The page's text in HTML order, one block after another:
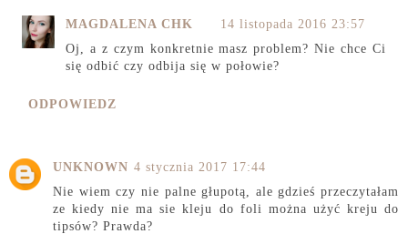
MAGDALENA CHK
14 listopada 2016 23:57
Oj, a z czym konkretnie masz problem? Nie chce Ci
się odbić czy odbija się w połowie?
ODPOWIEDZ
UNKNOWN 4 stycznia 2017 17:44
Nie wiem czy nie palne głupotą, ale gdzieś przeczytałam
ze kiedy nie ma sie kleju do foli można użyć kreju do
tipsów? Prawda?